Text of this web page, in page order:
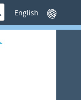
Sprache
wechseln